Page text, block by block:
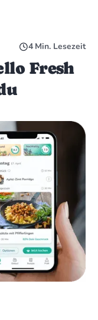
4 Min. Lesezeit
Fresh